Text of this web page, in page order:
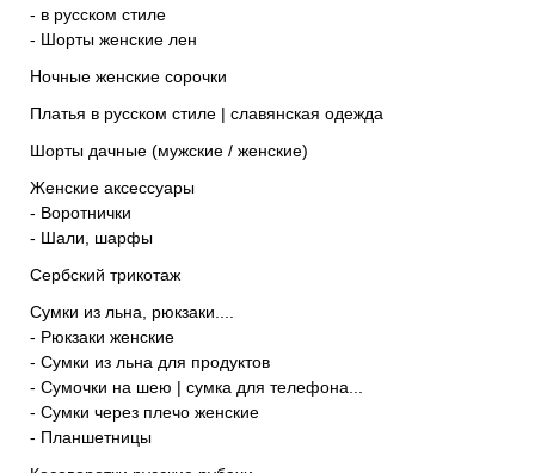
- в русском стиле
- Шорты женские лен
Ночные женские сорочки
Платья в русском стиле | славянская одежда
Шорты дачные (мужские / женские)
Женские аксессуары
- Воротнички
- Шали, шарфы
Сербский трикотаж
Сумки из льна, рюкзаки....
- Рюкзаки женские
- Сумки из льна для продуктов
- Сумочки на шею | сумка для телефона...
- Сумки через плечо женские
- Планшетницы